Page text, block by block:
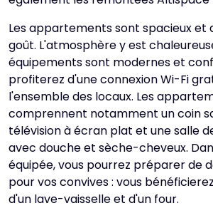
Les appartements sont spacieux et
goût. L'atmosphère y est
équipements sont modernes et
profiterez d'une connexion Wi-Fi
l'ensemble des locaux. Les
comprennent notamment un coin
télévision à écran plat et une salle
avec douche et sèche-cheveux.
équipée, vous pourrez préparer de
pour vos convives : vous
d'un lave-vaisselle et d'un four.